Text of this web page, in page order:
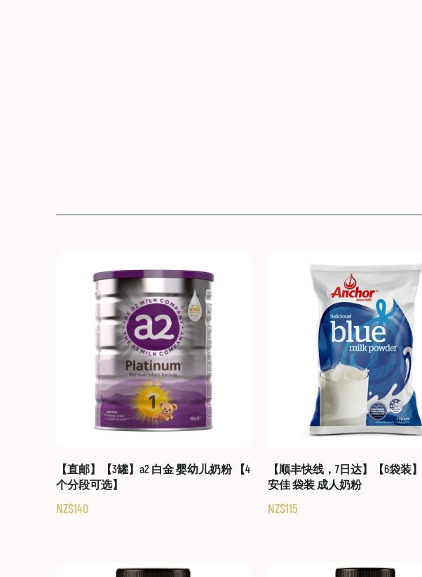
【直邮】【3罐】a2 白金 婴幼儿奶粉 【4
个分段可选】
NZ$140
【顺丰快线，7日达】【6袋装
安佳 袋装 成人奶粉
NZ$115